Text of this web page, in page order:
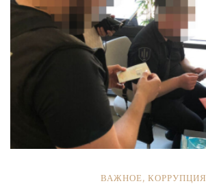
ВАЖНОЕ, КОРРУПЦИЯ